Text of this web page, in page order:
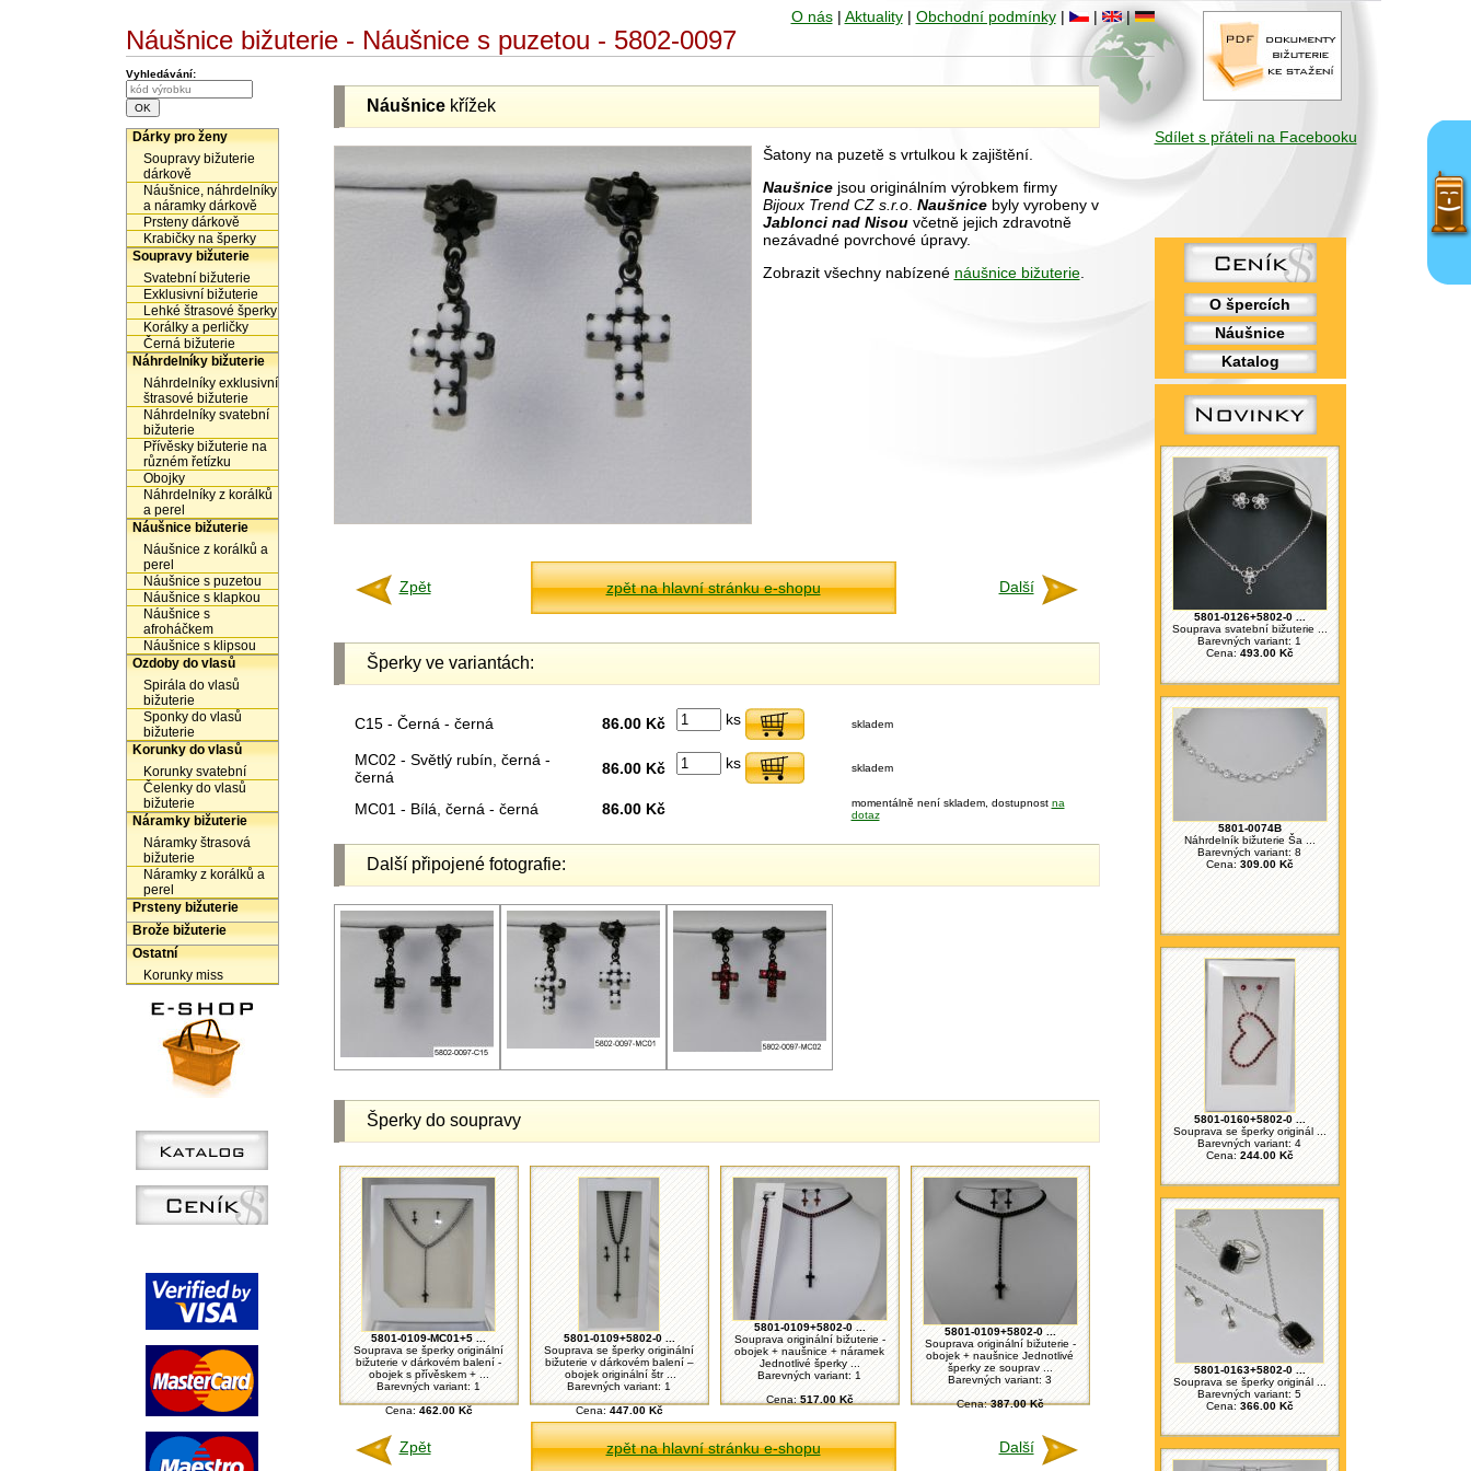
Sdílet s přáteli na Facebooku
O špercích
Náušnice
Katalog
5801-0126+5802-0 ...
Souprava svatební bižuterie ...
Barevných variant: 1
Cena: 493.00 Kč
5801-0074B
Náhrdelník bižuterie Ša ...
Barevných variant: 8
Cena:309.00 Kč
5801-0160+5802-0 ...
Souprava se šperky originál ...
Barevných variant: 4
Cena: 244.00 Kč
5801-0163+5802-0 ...
Souprava se šperky originál ...
Barevných variant: 5
Cena: 366.00 Kč
O nás| Aktuality| Obchodní podmínky| | |
Náušnice bižuterie - Náušnice s puzetou - 5802-0097
Vyhledávání:
Dárky pro ženy
Soupravy bižuterie
dárkově
Náušnice, náhrdelníky
a náramky dárkově
Prsteny dárkově
Krabičky na šperky
Soupravy bižuterie
Svatební bižuterie
Exklusivní bižuterie
Lehké štrasové šperky
Korálky a perličky
Černá bižuterie
Náhrdelníky bižuterie
Náhrdelníky exklusivní
štrasové bižuterie
Náhrdelníky svatební
bižuterie
Přívěsky bižuterie na
různém řetízku
Obojky
Náhrdelníky z korálků
a perel
Náušnice bižuterie
Náušnice z korálků a
perel
Náušnice s puzetou
Náušnice s klapkou
Náušnice s
afroháčkem
Náušnice s klipsou
Ozdoby do vlasů
Spirála do vlasů
bižuterie
Sponky do vlasů
bižuterie
Korunky do vlasů
Korunky svatební
Čelenky do vlasů
bižuterie
Náramky bižuterie
Náramky štrasová
bižuterie
Náramky z korálků a
perel
Prsteny bižuterie
Brože bižuterie
Ostatní
Korunky miss
Náušnicekřížek
Šatony na puzetě s vrtulkou k zajištění.
Naušnicejsou originálním výrobkem firmy
Bijoux Trend CZ s.r.o. Naušnicebyly vyrobeny v
Jablonci nad Nisouvčetně jejich zdravotně
nezávadné povrchové úpravy.
Zobrazit všechny nabízené náušnice bižuterie.
Zpět zpět na hlavní stránku e-shopu Další
Šperky ve variantách:
C15 - Černá - černá 86.00 Kč ks skladem
MC02 - Světlý rubín, černá -
černá
86.00 Kč ks skladem
MC01 - Bílá, černá - černá 86.00 Kč momentálně není skladem, dostupnost na
dotaz
Další připojené fotografie:
Šperky do soupravy
5801-0109-MC01+5 ...
Souprava se šperky originální
bižuterie v dárkovém balení -
obojek s přívěskem + ...
Barevných variant: 1
Cena: 462.00 Kč
5801-0109+5802-0 ...
Souprava se šperky originální
bižuterie v dárkovém balení –
obojek originální štr ...
Barevných variant: 1
Cena: 447.00 Kč
5801-0109+5802-0 ...
Souprava originální bižuterie -
obojek + naušnice + náramek
Jednotlivé šperky ...
Barevných variant: 1
Cena: 517.00 Kč
5801-0109+5802-0 ...
Souprava originální bižuterie -
obojek + naušnice Jednotlivé
šperky ze souprav ...
Barevných variant: 3
Cena:387.00 Kč
Zpět zpět na hlavní stránku e-shopu Další